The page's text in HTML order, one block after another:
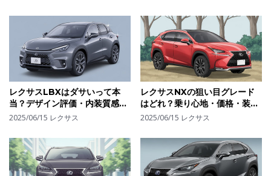
レクサスLBXはダサいって本
当？デザイン評価・内装質感か
ら見る"好き嫌いが分かれる"理
2025/06/15 レクサス
レクサスNXの狙い目グレード
はどれ？乗り心地・価格・装備
のバランスで選ぶ最適モデル
2025/06/15 レクサス